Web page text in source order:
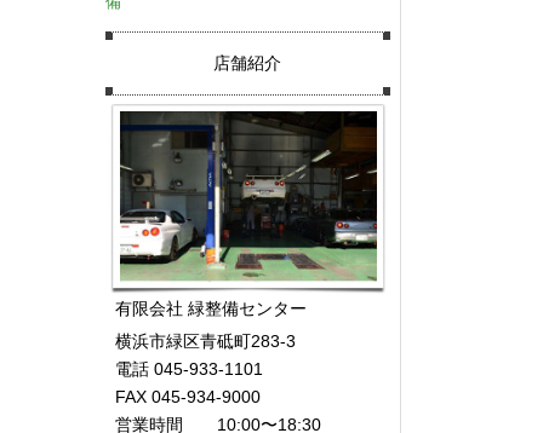
店舗紹介
有限会社 緑整備センター
横浜市緑区青砥町283-3
電話 045-933-1101
FAX 045-934-9000
営業時間 10:00〜18:30